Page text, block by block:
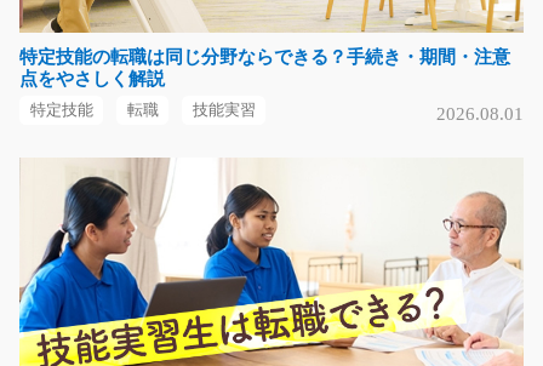
半導体装置の組立作業/g04_02463
工場内にて半導体洗浄装置の組立作業を担当します！ 図
長期（3ヶ月以上）
時給1300円
滋賀県野洲市
気になる
特定技能の転職は同じ分野ならできる？手続き・期間・注意
点をやさしく解説
特定技能 転職 技能実習 2026.08.01